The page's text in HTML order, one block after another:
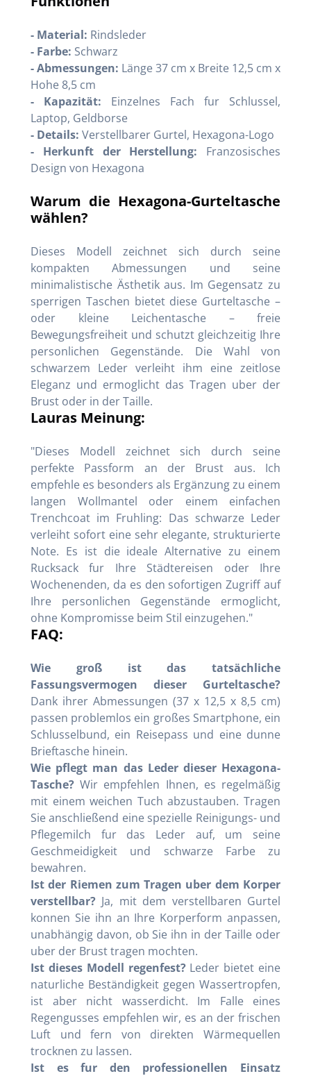
- Material: Rindsleder
- Farbe: Schwarz
- Abmessungen: Länge 37 cm x Breite 12,5 cm x
Hohe 8,5 cm
- Kapazität: Einzelnes Fach fur Schlussel,
Laptop, Geldborse
- Details: Verstellbarer Gurtel, Hexagona-Logo
- Herkunft der Herstellung: Franzosisches
Design von Hexagona
Warum die Hexagona-Gurteltasche
wählen?
Dieses Modell zeichnet sich durch seine
kompakten Abmessungen und seine
minimalistische Ästhetik aus. Im Gegensatz zu
sperrigen Taschen bietet diese Gurteltasche –
oder kleine Leichentasche – freie
Bewegungsfreiheit und schutzt gleichzeitig Ihre
personlichen Gegenstände. Die Wahl von
schwarzem Leder verleiht ihm eine zeitlose
Eleganz und ermoglicht das Tragen uber der
Brust oder in der Taille.
Lauras Meinung:
"Dieses Modell zeichnet sich durch seine
perfekte Passform an der Brust aus. Ich
empfehle es besonders als Ergänzung zu einem
langen Wollmantel oder einem einfachen
Trenchcoat im Fruhling: Das schwarze Leder
verleiht sofort eine sehr elegante, strukturierte
Note. Es ist die ideale Alternative zu einem
Rucksack fur Ihre Städtereisen oder Ihre
Wochenenden, da es den sofortigen Zugriff auf
Ihre personlichen Gegenstände ermoglicht,
ohne Kompromisse beim Stil einzugehen."
FAQ:
Wie groß ist das tatsächliche
Fassungsvermogen dieser Gurteltasche?
Dank ihrer Abmessungen (37 x 12,5 x 8,5 cm)
passen problemlos ein großes Smartphone, ein
Schlusselbund, ein Reisepass und eine dunne
Brieftasche hinein.
Wie pflegt man das Leder dieser Hexagona-
Tasche? Wir empfehlen Ihnen, es regelmäßig
mit einem weichen Tuch abzustauben. Tragen
Sie anschließend eine spezielle Reinigungs- und
Pflegemilch fur das Leder auf, um seine
Geschmeidigkeit und schwarze Farbe zu
bewahren.
Ist der Riemen zum Tragen uber dem Korper
verstellbar? Ja, mit dem verstellbaren Gurtel
konnen Sie ihn an Ihre Korperform anpassen,
unabhängig davon, ob Sie ihn in der Taille oder
uber der Brust tragen mochten.
Ist dieses Modell regenfest?Leder bietet eine
naturliche Beständigkeit gegen Wassertropfen,
ist aber nicht wasserdicht. Im Falle eines
Regengusses empfehlen wir, es an der frischen
Luft und fern von direkten Wärmequellen
trocknen zu lassen.
Ist es fur den professionellen Einsatz